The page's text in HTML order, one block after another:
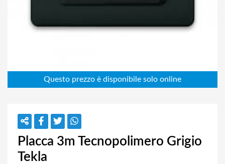
Placca 3m Tecnopolimero Grigio
Tekla